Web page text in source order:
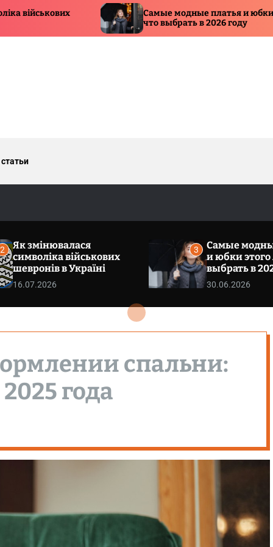
Самые модные платья и юбки этого лета:
что выбрать в 2026 году
2
Як змінювалася
символіка військових
шевронів в Україні
16.07.2026
3
Самые
и юбки этого
выбрать в
30.06.2026
спальни:
года